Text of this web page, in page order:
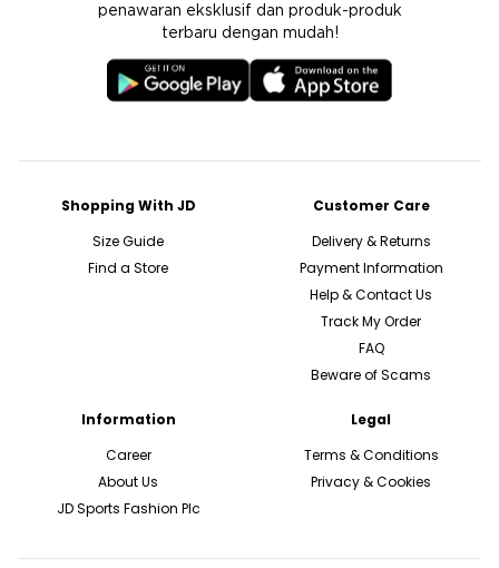
penawaran eksklusif dan produk-produk
terbaru dengan mudah!
Shopping With JD
Size Guide
Find a Store
Customer Care
Delivery & Returns
Payment Information
Help & Contact Us
Track My Order
FAQ
Beware of Scams
Information
Career
About Us
JD Sports Fashion Plc
Legal
Terms & Conditions
Privacy & Cookies